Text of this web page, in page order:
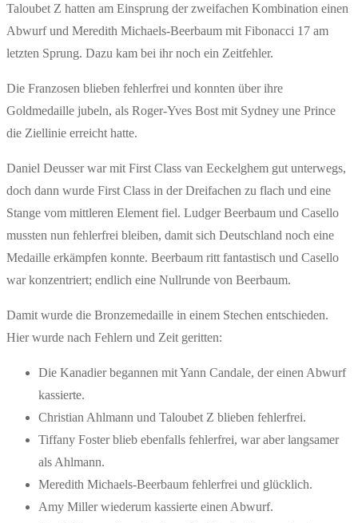
Taloubet Z hatten am Einsprung der zweifachen Kombination einen
Abwurf und Meredith Michaels-Beerbaum mit Fibonacci 17 am
letzten Sprung. Dazu kam bei ihr noch ein Zeitfehler.
Die Franzosen blieben fehlerfrei und konnten über ihre
Goldmedaille jubeln, als Roger-Yves Bost mit Sydney une Prince
die Ziellinie erreicht hatte.
Daniel Deusser war mit First Class van Eeckelghem gut unterwegs,
doch dann wurde First Class in der Dreifachen zu flach und eine
Stange vom mittleren Element fiel. Ludger Beerbaum und Casello
mussten nun fehlerfrei bleiben, damit sich Deutschland noch eine
Medaille erkämpfen konnte. Beerbaum ritt fantastisch und Casello
war konzentriert; endlich eine Nullrunde von Beerbaum.
Damit wurde die Bronzemedaille in einem Stechen entschieden.
Hier wurde nach Fehlern und Zeit geritten:
Die Kanadier begannen mit Yann Candale, der einen Abwurf
kassierte.
Christian Ahlmann und Taloubet Z blieben fehlerfrei.
Tiffany Foster blieb ebenfalls fehlerfrei, war aber langsamer
als Ahlmann.
Meredith Michaels-Beerbaum fehlerfrei und glücklich.
Amy Miller wiederum kassierte einen Abwurf.